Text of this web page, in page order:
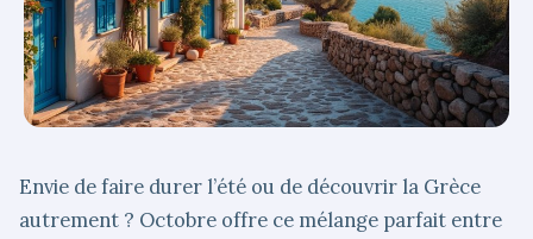
Envie de faire durer l’été ou de découvrir la Grèce
autrement ? Octobre offre ce mélange parfait entre